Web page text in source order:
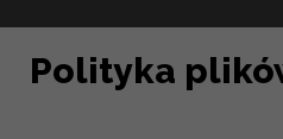
Polityka